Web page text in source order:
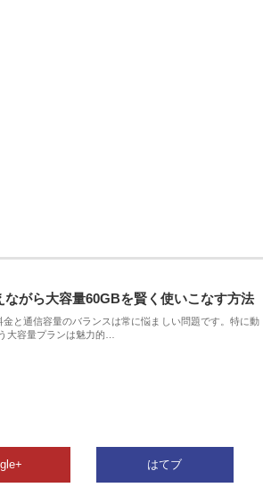
がら大容量60GBを賢く使いこなす方法
と通信容量のバランスは常に悩ましい問題です。特に動
大容量プランは魅力的…
はてブ